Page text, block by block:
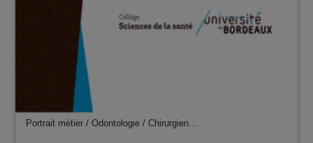
Portrait métier / Odontologie / Chirurgien…